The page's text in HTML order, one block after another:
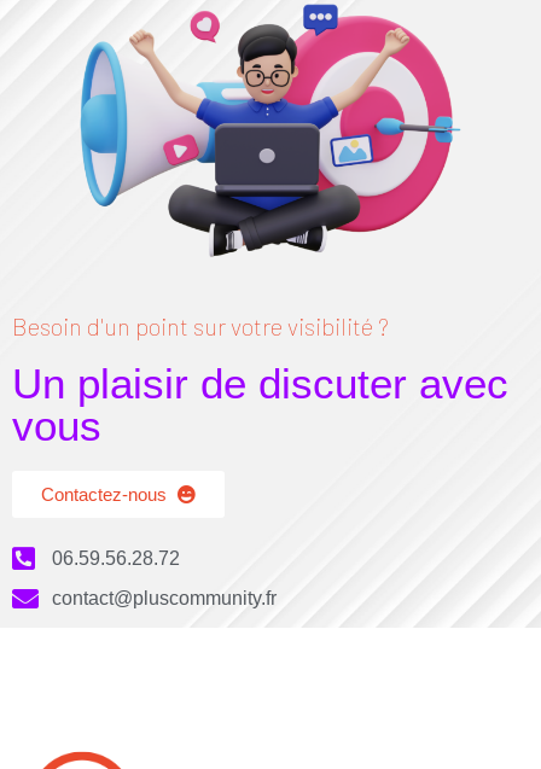
Besoin d'un point sur votre visibilité ?
Un plaisir de discuter avec
vous
Contactez-nous
06.59.56.28.72
contact@pluscommunity.fr